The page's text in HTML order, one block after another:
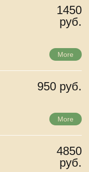
1450
руб.
More
950 руб.
More
4850
руб.